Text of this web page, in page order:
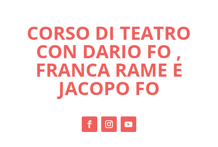
CORSO DI TEATRO
CON DARIO FO ,
FRANCA RAME E
JACOPO FO